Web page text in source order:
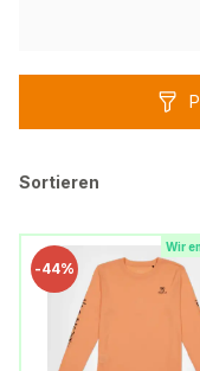
Sortieren
Wir
-44%